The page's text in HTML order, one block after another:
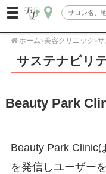
ホーム>美容クリニック >サ
サステナビリ
Beauty Park
Beauty Park Clinic
を発信しユーザー